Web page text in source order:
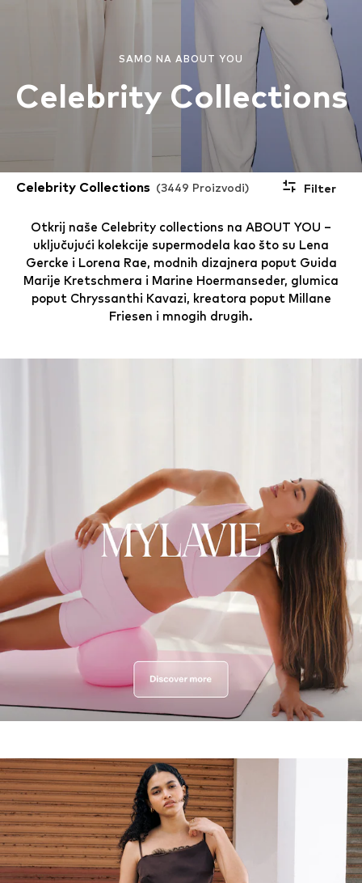
SAMO NA ABOUT YOU
Celebrity Collections
Celebrity Collections (3449 Proizvodi) Filter
Otkrij naše Celebrity collections na ABOUT YOU –
uključujući kolekcije supermodela kao što su Lena
Gercke i Lorena Rae, modnih dizajnera poput Guida
Marije Kretschmera i Marine Hoermanseder, glumica
poput Chryssanthi Kavazi, kreatora poput Millane
Friesen i mnogih drugih.